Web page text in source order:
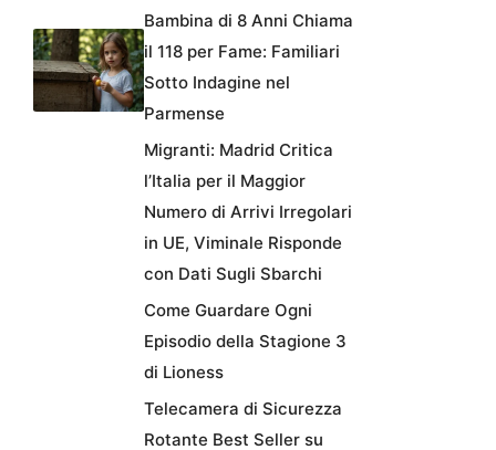
Bambina di 8 Anni Chiama
il 118 per Fame: Familiari
Sotto Indagine nel
Parmense
Migranti: Madrid Critica
l’Italia per il Maggior
Numero di Arrivi Irregolari
in UE, Viminale Risponde
con Dati Sugli Sbarchi
Come Guardare Ogni
Episodio della Stagione 3
di Lioness
Telecamera di Sicurezza
Rotante Best Seller su